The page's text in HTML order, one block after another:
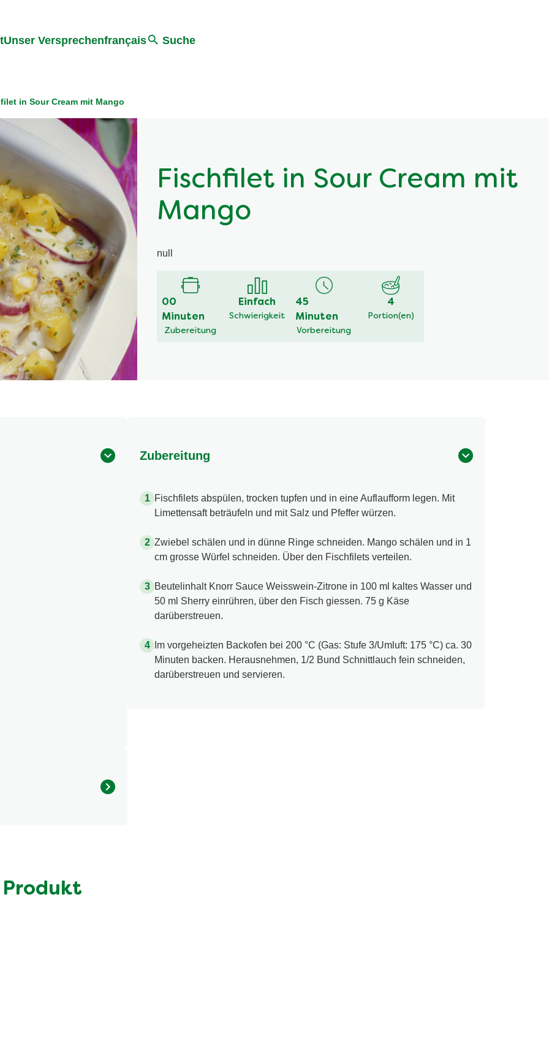
Unser Versprechenfrançais Suche
in Sour Cream mit Mango
Fischfilet in Sour Cream mit
Mango
null
00
Minuten
Zubereitung
Einfach
Schwierigkeit
45
Minuten
Vorbereitung
4
Portion(en)
Zubereitung
Fischfilets abspülen, trocken tupfen und in eine Auflaufform legen. Mit
Limettensaft beträufeln und mit Salz und Pfeffer würzen.
Zwiebel schälen und in dünne Ringe schneiden. Mango schälen und in 1
cm grosse Würfel schneiden. Über den Fischfilets verteilen.
Beutelinhalt Knorr Sauce Weisswein-Zitrone in 100 ml kaltes Wasser und
50 ml Sherry einrühren, über den Fisch giessen. 75 g Käse
darüberstreuen.
Im vorgeheizten Backofen bei 200 °C (Gas: Stufe 3/Umluft: 175 °C) ca. 30
Minuten backen. Herausnehmen, 1/2 Bund Schnittlauch fein schneiden,
darüberstreuen und servieren.
Produkt